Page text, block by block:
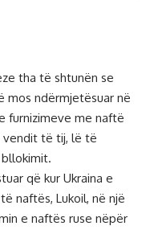
tha të shtunën se
mos ndërmjetësuar në
furnizimeve me naftë
vendit të tij, lë të
që kur Ukraina e
naftës, Lukoil, në një
e naftës ruse nëpër